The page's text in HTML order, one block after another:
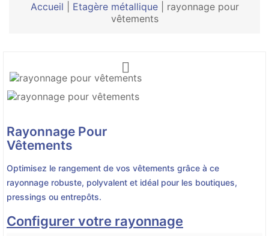
Accueil Etagère métallique| rayonnage pour
vêtements

Rayonnage Pour
Vêtements
Optimisez le rangement de vos vêtements grâce à ce
rayonnage robuste, polyvalent et idéal pour les boutiques,
pressings ou entrepôts.
Configurer votre rayonnage